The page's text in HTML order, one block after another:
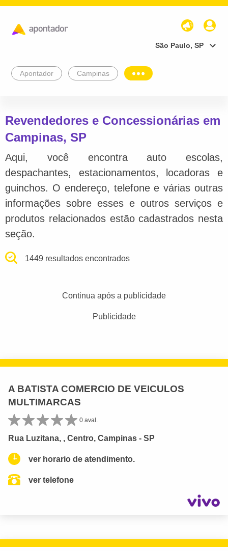
São Paulo, SP
Apontador Campinas
Revendedores e Concessionárias em
Campinas, SP
Aqui, você encontra auto escolas,
despachantes, estacionamentos, locadoras e
guinchos. O endereço, telefone e várias outras
informações sobre esses e outros serviços e
produtos relacionados estão cadastrados nesta
seção.
1449 resultados encontrados
Continua após a publicidade
Publicidade
A BATISTA COMERCIO DE VEICULOS
MULTIMARCAS
0 aval.
Rua Luzitana, , Centro, Campinas - SP
ver horario de atendimento.
ver telefone